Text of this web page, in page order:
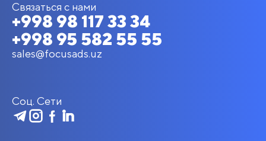
Связаться с нами
+998 98 117 33 34
+998 95 582 55 55
sales@focusads.uz
Соц. Сети